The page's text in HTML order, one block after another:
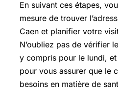
En suivant ces étapes,
mesure de trouver
Caen et planifier votre
N’oubliez pas de vérifier
y compris pour le lundi,
pour vous assurer que le
besoins en matière de